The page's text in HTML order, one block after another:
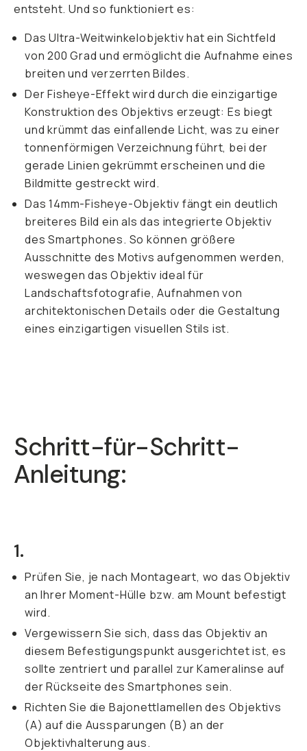
entsteht. Und so funktioniert es:
Das Ultra-Weitwinkelobjektiv hat ein Sichtfeld
von 200 Grad und ermöglicht die Aufnahme eines
breiten und verzerrten Bildes.
Der Fisheye-Effekt wird durch die einzigartige
Konstruktion des Objektivs erzeugt: Es biegt
und krümmt das einfallende Licht, was zu einer
tonnenförmigen Verzeichnung führt, bei der
gerade Linien gekrümmt erscheinen und die
Bildmitte gestreckt wird.
Das 14mm-Fisheye-Objektiv fängt ein deutlich
breiteres Bild ein als das integrierte Objektiv
des Smartphones. So können größere
Ausschnitte des Motivs aufgenommen werden,
weswegen das Objektiv ideal für
Landschaftsfotografie, Aufnahmen von
architektonischen Details oder die Gestaltung
eines einzigartigen visuellen Stils ist.
Schritt-für-Schritt-
Anleitung:
1.
Prüfen Sie, je nach Montageart, wo das Objektiv
an Ihrer Moment-Hülle bzw. am Mount befestigt
wird.
Vergewissern Sie sich, dass das Objektiv an
diesem Befestigungspunkt ausgerichtet ist, es
sollte zentriert und parallel zur Kameralinse auf
der Rückseite des Smartphones sein.
Richten Sie die Bajonettlamellen des Objektivs
(A) auf die Aussparungen (B) an der
Objektivhalterung aus.